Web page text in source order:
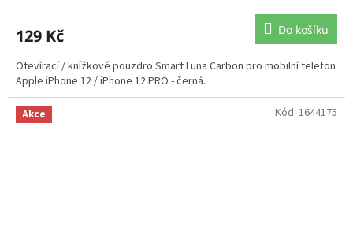
129 Kč Do košíku
Otevírací / knížkové pouzdro Smart Luna Carbon pro mobilní telefon
Apple iPhone 12 / iPhone 12 PRO - černá.
Akce Kód: 1644175